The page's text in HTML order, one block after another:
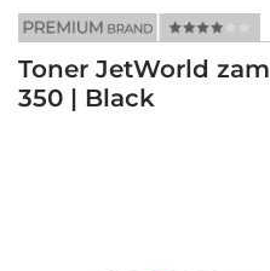
Toner JetWorld
350 | Black